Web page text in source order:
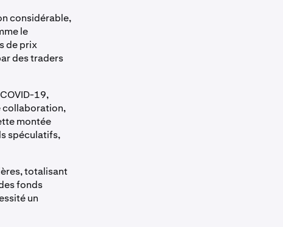
considérable,
le
de prix
des traders
19,
collaboration,
montée
spéculatifs,
totalisant
fonds
un